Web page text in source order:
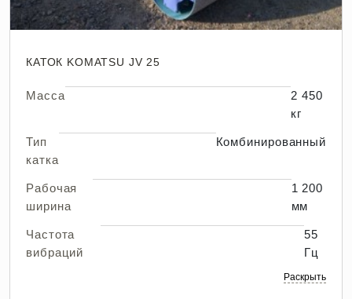
КАТОК KOMATSU JV 25
Масса
2 450
кг
Тип
катка
Комбинированный
Рабочая
ширина
1 200
мм
Частота
вибраций
55
Гц
Раскрыть